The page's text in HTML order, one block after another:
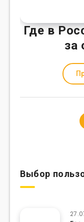
Где в
за
Выбор